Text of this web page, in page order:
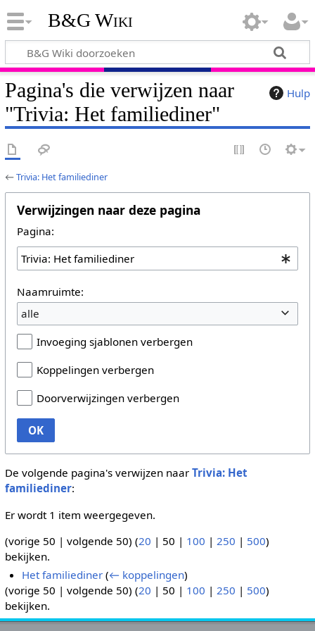
B&G Wiki
Hulp
Pagina's die verwijzen naar
"Trivia: Het familiediner"
←Trivia: Het familiediner
Verwijzingen naar deze pagina
Pagina:
Naamruimte:
alle
Invoeging sjablonen verbergen
Koppelingen verbergen
Doorverwijzingen verbergen
OK
De volgende pagina's verwijzen naar Trivia: Het
familiediner:
Er wordt 1 item weergegeven.
(vorige 50 | volgende 50) (20 | 50 | 100 | 250 | 500)
bekijken.
Het familiediner (← koppelingen)
(vorige 50 | volgende 50) (20 | 50 | 100 | 250 | 500)
bekijken.